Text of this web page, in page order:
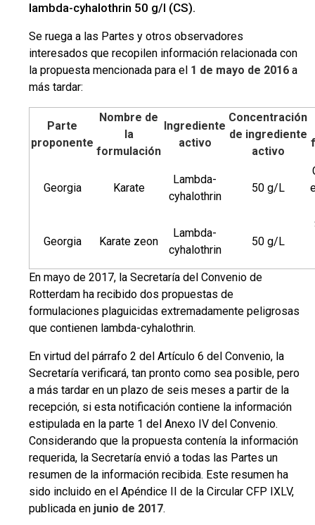
lambda-cyhalothrin 50 g/l (CS).
Se ruega a las Partes y otros observadores
interesados que recopilen información relacionada con
la propuesta mencionada para el 1 de mayo de 2016 a
más tardar:
Parte
proponente
Nombre de
la
formulación
Ingrediente
activo
Concentración
de ingrediente
activo
Georgia Karate
Lambda-
cyhalothrin
50 g/L
Georgia Karate zeon
Lambda-
cyhalothrin
50 g/L
En mayo de 2017, la Secretaría del Convenio de
Rotterdam ha recibido dos propuestas de
formulaciones plaguicidas extremadamente peligrosas
que contienen lambda-cyhalothrin.
En virtud del párrafo 2 del Artículo 6 del Convenio, la
Secretaría verificará, tan pronto como sea posible, pero
a más tardar en un plazo de seis meses a partir de la
recepción, si esta notificación contiene la información
estipulada en la parte 1 del Anexo IV del Convenio.
Considerando que la propuesta contenía la información
requerida, la Secretaría envió a todas las Partes un
resumen de la información recibida. Este resumen ha
sido incluido en el Apéndice II de la Circular CFP IXLV,
publicada en junio de 2017.